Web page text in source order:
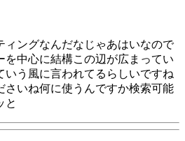
ィングなんだなじゃあはいなので
を中心に結構この辺が広まってい
いう風に言われてるらしいですね
さいね何に使うんですか検索可能
と